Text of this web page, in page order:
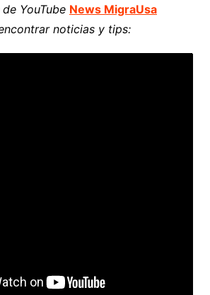
YouTube News MigraUsa
noticias y tips: